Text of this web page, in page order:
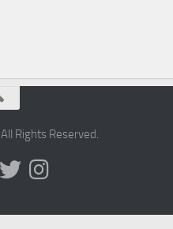
All Rights Reserved.